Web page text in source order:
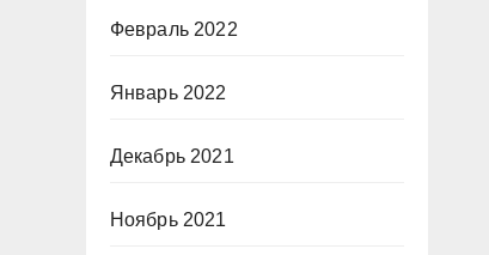
Февраль 2022
Январь 2022
Декабрь 2021
Ноябрь 2021